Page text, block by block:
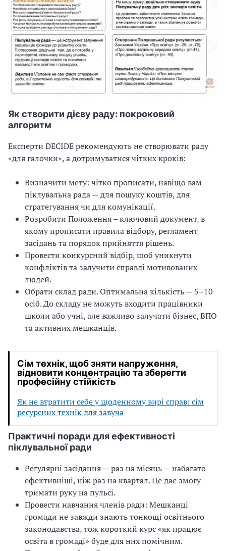
Як створити дієву раду: покроковий
алгоритм
Експерти DECIDE рекомендують не створювати раду
«для галочки», а дотримуватися чітких кроків:
Визначити мету: чітко прописати, навіщо вам
піклувальна рада — для пошуку коштів, для
стратегування чи для комунікації.
Розробити Положення – ключовий документ, в
якому прописати правила відбору, регламент
засідань та порядок прийняття рішень.
Провести конкурсний відбір, щоб уникнути
конфліктів та залучити справді мотивованих
людей.
Обрати склад ради. Оптимальна кількість — 5–10
осіб. До складу не можуть входити працівники
школи або учні, але важливо залучати бізнес, ВПО
та активних мешканців.
Сім технік, щоб зняти напруження,
відновити концентрацію та зберегти
професійну стійкість
Як не втратити себе у щоденному вирі справ: сім
ресурсних технік для завуча
Практичні поради для ефективності
піклувальної ради
Регулярні засідання — раз на місяць — набагато
ефективніші, ніж раз на квартал. Це дає змогу
тримати руку на пульсі.
Провести навчання членів ради: Мешканці
громади не завжди знають тонкощі освітнього
законодавства, тож короткий курс «як працює
освіта в громаді» буде для них помічним.